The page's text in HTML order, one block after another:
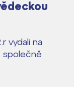
vydali na
společně